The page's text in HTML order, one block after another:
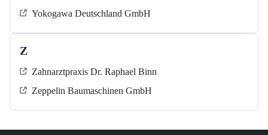
Yokogawa Deutschland GmbH
Z
Zahnarztpraxis Dr. Raphael Binn
Zeppelin Baumaschinen GmbH